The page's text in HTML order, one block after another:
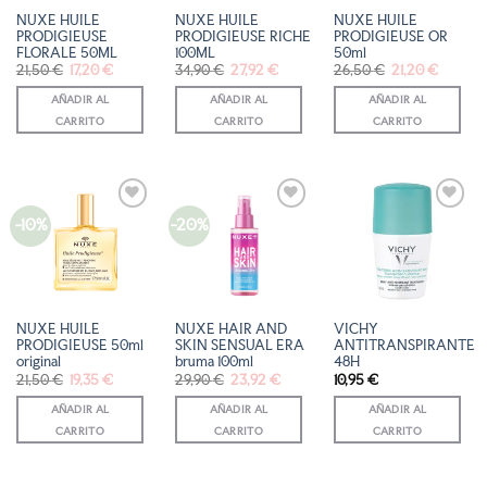
NUXE HUILE
PRODIGIEUSE
FLORALE 50ML
21,50€ El
precio
original
era:
21,50 €.
17,20€El
actual
AÑADIR AL
CARRITO
NUXE HUILE
PRODIGIEUSE RICHE
100ML
34,90€ El
precio
original
era:
34,90 €.
27,92€El
actual
AÑADIR AL
CARRITO
NUXE HUILE
PRODIGIEUSE OR
50ml
26,50€ El
precio
original
era:
26,50 €.
21,20€El
actual
AÑADIR AL
CARRITO
-10%
A LA
LISTA
DE
DESEOS
NUXE HUILE
PRODIGIEUSE 50ml
original
21,50€ El
precio
original
era:
21,50 €.
19,35€El
actual
AÑADIR AL
CARRITO
-20%
A LA
LISTA
DESEOS
NUXE HAIR AND
SKIN SENSUAL ERA
bruma 100ml
29,90€ El
precio
original
era:
29,90 €.
23,92€El
actual
AÑADIR AL
CARRITO
A LA
LISTA
DE
DESEOS
VICHY
ANTITRANSPIRANTE
48H
10,95 €
AÑADIR AL
CARRITO